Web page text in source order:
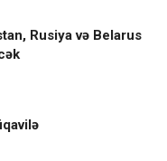
Rusiya və Belarus